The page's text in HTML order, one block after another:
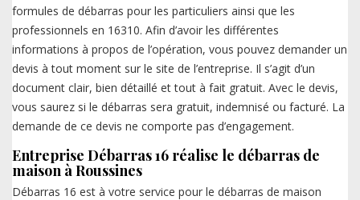
formules de débarras pour les particuliers ainsi que les
professionnels en 16310. Afin d’avoir les différentes
informations à propos de l’opération, vous pouvez demander un
devis à tout moment sur le site de l’entreprise. Il s’agit d’un
document clair, bien détaillé et tout à fait gratuit. Avec le devis,
vous saurez si le débarras sera gratuit, indemnisé ou facturé. La
demande de ce devis ne comporte pas d’engagement.
Entreprise Débarras 16 réalise le débarras de
maison à Roussines
Débarras 16 est à votre service pour le débarras de maison